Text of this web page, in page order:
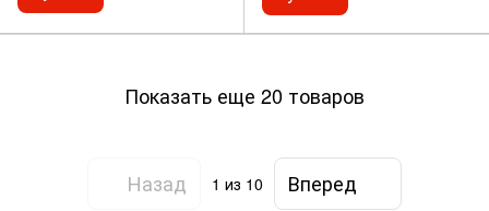
Показать еще 20 товаров
Назад 1 из 10
Вперед